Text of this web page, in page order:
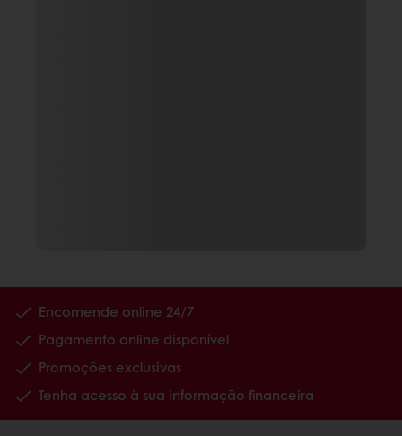
Encomende online 24/7
Pagamento online disponível
Promoções exclusivas
Tenha acesso à sua informação financeira